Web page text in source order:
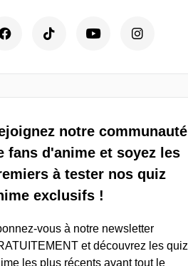
notre communauté
fans d'anime et soyez les
à tester nos quiz
exclusifs !
vous à notre newsletter
et découvrez les quiz
les plus récents avant tout le